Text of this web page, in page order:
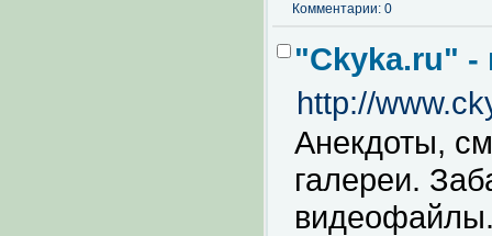
Комментарии: 0
"Ckyka.ru" -
http://
Анекдоты,
галереи.